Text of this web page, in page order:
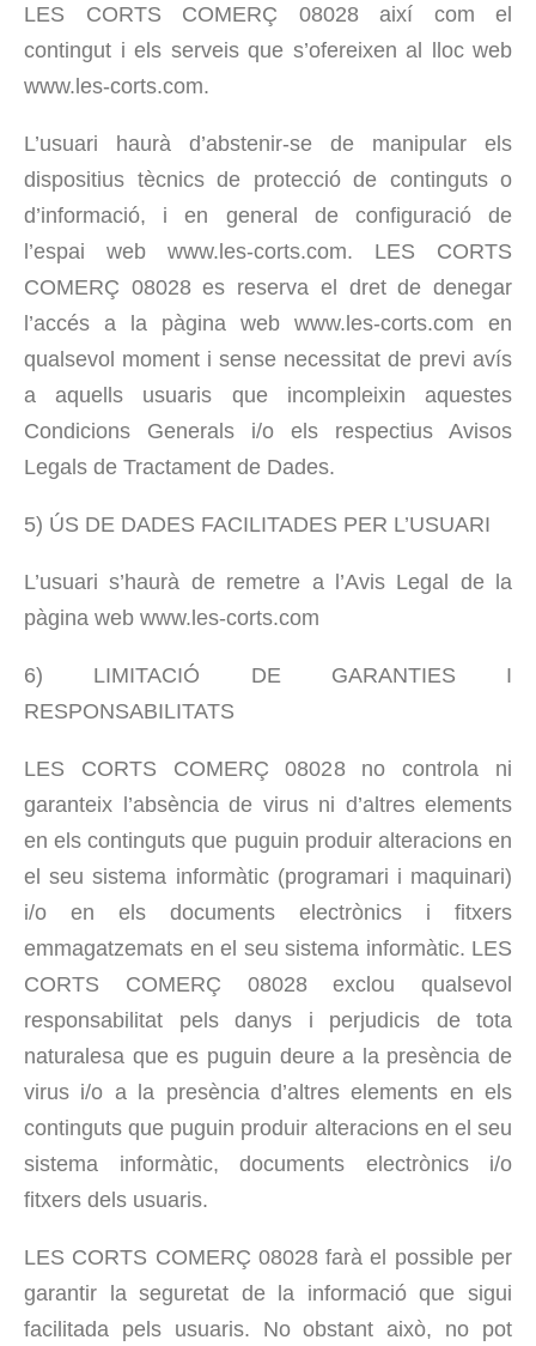
LES CORTS COMERÇ 08028 així com el
contingut i els serveis que s’ofereixen al lloc web
www.les-corts.com.
L’usuari haurà d’abstenir-se de manipular els
dispositius tècnics de protecció de continguts o
d’informació, i en general de configuració de
l’espai web www.les-corts.com. LES CORTS
COMERÇ 08028 es reserva el dret de denegar
l’accés a la pàgina web www.les-corts.com en
qualsevol moment i sense necessitat de previ avís
a aquells usuaris que incompleixin aquestes
Condicions Generals i/o els respectius Avisos
Legals de Tractament de Dades.
5) ÚS DE DADES FACILITADES PER L’USUARI
L’usuari s’haurà de remetre a l’Avis Legal de la
pàgina web www.les-corts.com
6) LIMITACIÓ DE GARANTIES I
RESPONSABILITATS
LES CORTS COMERÇ 08028 no controla ni
garanteix l’absència de virus ni d’altres elements
en els continguts que puguin produir alteracions en
el seu sistema informàtic (programari i maquinari)
i/o en els documents electrònics i fitxers
emmagatzemats en el seu sistema informàtic. LES
CORTS COMERÇ 08028 exclou qualsevol
responsabilitat pels danys i perjudicis de tota
naturalesa que es puguin deure a la presència de
virus i/o a la presència d’altres elements en els
continguts que puguin produir alteracions en el seu
sistema informàtic, documents electrònics i/o
fitxers dels usuaris.
LES CORTS COMERÇ 08028 farà el possible per
garantir la seguretat de la informació que sigui
facilitada pels usuaris. No obstant això, no pot